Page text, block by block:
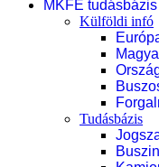
MKFE tudásbázis
Külföldi infó
Tudásbázis